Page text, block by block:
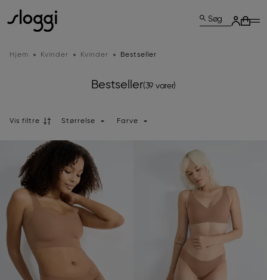
Søg
Hjem Kvinder Kvinder Bestseller
Bestseller(39 varer)
Vis filtre Størrelse Farve